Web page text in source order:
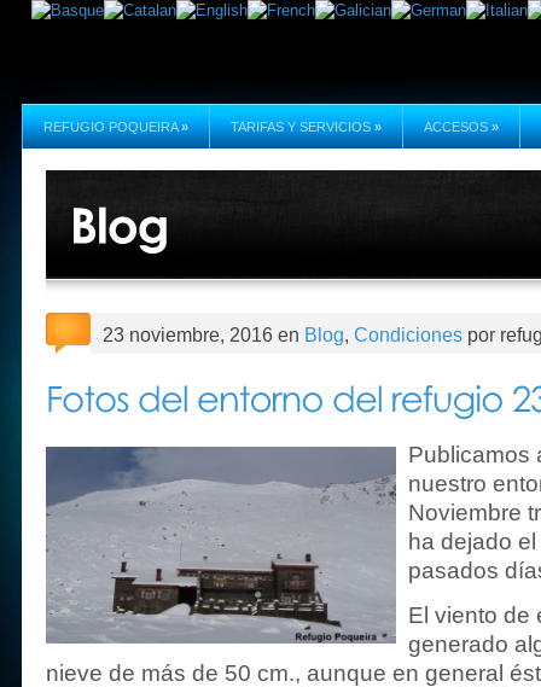
REFUGIO POQUEIRA » TARIFAS Y SERVICIOS » ACCESOS »
23 noviembre, 2016 en Blog, Condiciones por
Publicamos
nuestro
Noviembre
ha dejado
pasados
El viento de
generado
nieve de más de 50 cm., aunque en general